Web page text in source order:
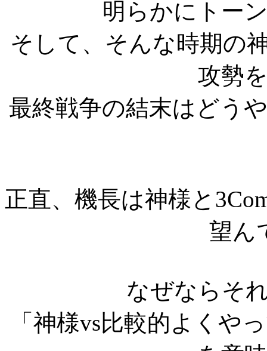
明らかにトー
そして、そんな時期の
攻勢
最終戦争の結末はどう
正直、機長は神様と
望ん
なぜならそ
「神様vs比較的よくや